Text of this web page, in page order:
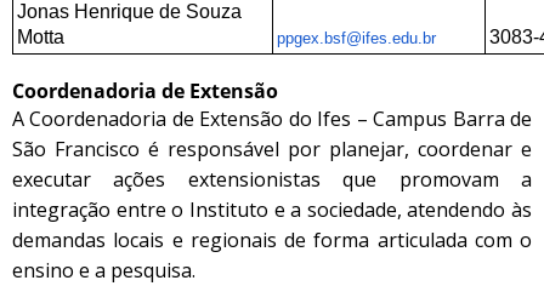
Jonas Henrique de Souza
Motta
ppgex.bsf@ifes.edu.br 3083-
Coordenadoria de Extensão
A Coordenadoria de Extensão do Ifes – Campus Barra de
São Francisco é responsável por planejar, coordenar e
executar ações extensionistas que promovam a
integração entre o Instituto e a sociedade, atendendo às
demandas locais e regionais de forma articulada com o
ensino e a pesquisa.